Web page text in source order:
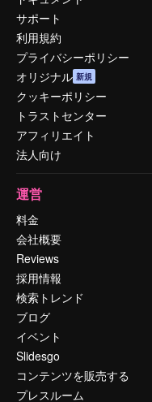
サポート
利用規約
プライバシーポリシー
オリジナル 新規
クッキーポリシー
トラストセンター
アフィリエイト
法人向け
運営
料金
会社概要
Reviews
採用情報
検索トレンド
ブログ
イベント
Slidesgo
コンテンツを販売する
プレスルーム